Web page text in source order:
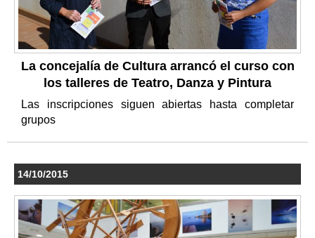
La concejalía de Cultura arrancó el curso con
los talleres de Teatro, Danza y Pintura
Las inscripciones siguen abiertas hasta completar
grupos
14/10/2015